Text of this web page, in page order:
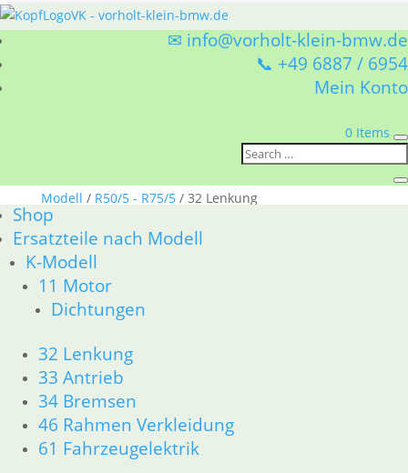
✉ info@vorholt-klein-bmw.de
📞 +49 6887 / 6954
Mein Konto
0 Items
Shop
Ersatzteile nach Modell
K-Modell
11 Motor
Dichtungen
32 Lenkung
33 Antrieb
34 Bremsen
46 Rahmen Verkleidung
61 Fahrzeugelektrik
Modell / R50/5 - R75/5/ 32 Lenkung
32 Lenkung
BMW R50/5 - R75/5 32 Lenkung
1–15 von 22 Ergebnissen werden angezeigt
2
→
Gaszug halb hoher Lenker